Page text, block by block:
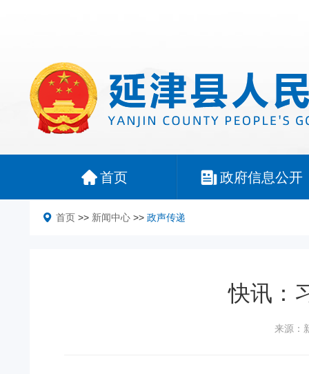
首页 政府信息公开
首页 >> 新闻中心 >> 政声传递
快讯：
来源：